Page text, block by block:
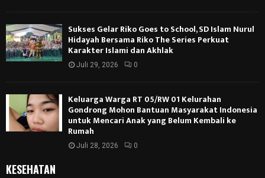
Sukses Gelar Riko Goes to School, SD Islam Nurul
Hidayah Bersama Riko The Series Perkuat
Karakter Islami dan Akhlak
Juli 29, 2026 0
Keluarga Warga RT 05/RW 01 Kelurahan
Gondrong Mohon Bantuan Masyarakat Indonesia
untuk Mencari Anak yang Belum Kembali ke
Rumah
Juli 28, 2026 0
KESEHATAN